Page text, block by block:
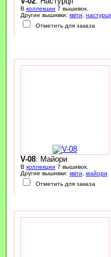
В коллекции 7 вышивок.
Другие вышивки: квіти,
Отметить для заказа
V-08: Майори
В коллекции 7 вышивок.
Другие вышивки: квіти, майори
Отметить для заказа